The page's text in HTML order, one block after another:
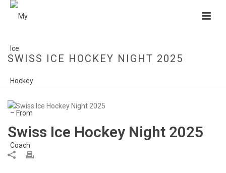
SWISS ICE HOCKEY NIGHT 2025
Swiss Ice Hockey Night 2025